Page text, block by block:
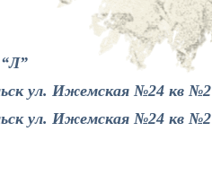
ул. Ижемская №24 кв №2
ул. Ижемская №24 кв №2